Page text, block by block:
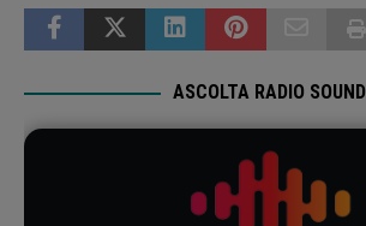
ASCOLTA RADIO SOUND